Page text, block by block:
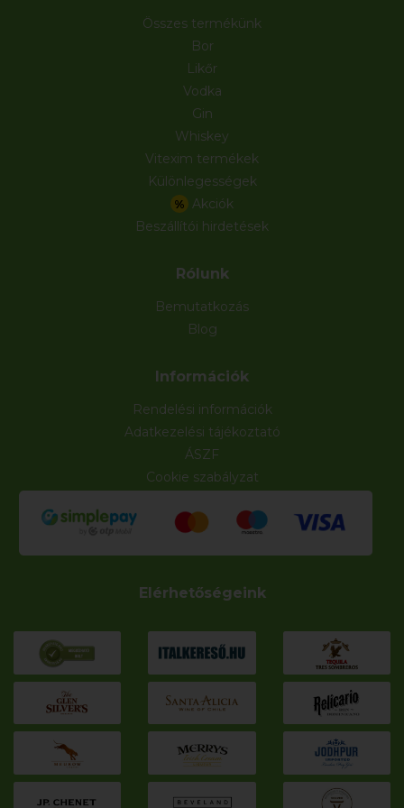
Összes termékünk
Bor
Likőr
Vodka
Gin
Whiskey
Vitexim termékek
Különlegességek
% Akciók
Beszállítói hirdetések
Rólunk
Bemutatkozás
Blog
Információk
Rendelési információk
Adatkezelési tájékoztató
ÁSZF
Cookie szabályzat
Elérhetőségeink